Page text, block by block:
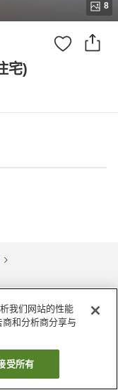
8
宅)
我们网站的性能
和分析商分享与
受所有